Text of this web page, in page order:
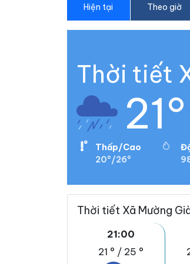
Hiện tại Theo giờ
Thời tiết
21°
Thấp/Cao
20°/26°
Thời tiết Xã Mường
21:00
21 ° / 25 °